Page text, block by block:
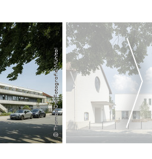
© Thomas Ott Fotografie, Mühltal